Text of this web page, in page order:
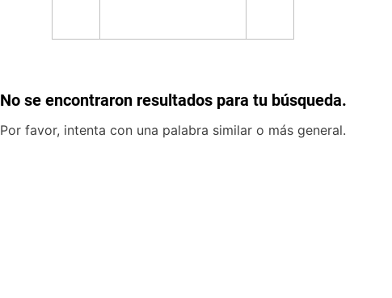
No se encontraron resultados para tu búsqueda.
Por favor, intenta con una palabra similar o más general.